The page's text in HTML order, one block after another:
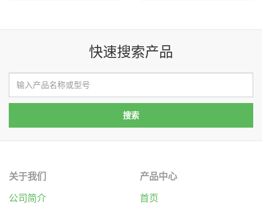
快速搜索产品
关于我们
公司简介
产品中心
首页